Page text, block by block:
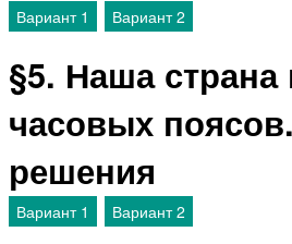
Вариант 1 Вариант 2
§5. Наша страна
часовых
решения
Вариант 1 Вариант 2